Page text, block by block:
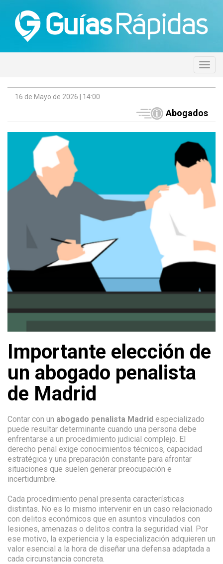
16 de Mayo de 2026 | 14:00
Abogados
Importante elección de
un abogado penalista
de Madrid
Contar con un abogado penalista Madrid especializado
puede resultar determinante cuando una persona debe
enfrentarse a un procedimiento judicial complejo. El
derecho penal exige conocimientos técnicos, capacidad
estratégica y una preparación constante para afrontar
situaciones que suelen generar preocupación e
incertidumbre.
Cada procedimiento penal presenta características
distintas. No es lo mismo intervenir en un caso relacionado
con delitos económicos que en asuntos vinculados con
lesiones, amenazas o delitos contra la seguridad vial. Por
ese motivo, la experiencia y la especialización adquieren un
valor esencial a la hora de diseñar una defensa adaptada a
cada circunstancia concreta.